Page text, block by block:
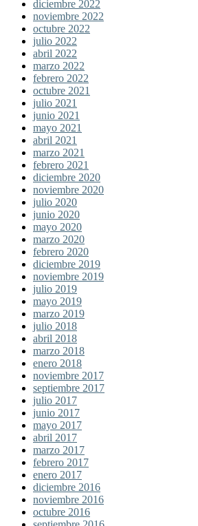
diciembre 2022
noviembre 2022
octubre 2022
julio 2022
abril 2022
marzo 2022
febrero 2022
octubre 2021
julio 2021
junio 2021
mayo 2021
abril 2021
marzo 2021
febrero 2021
diciembre 2020
noviembre 2020
julio 2020
junio 2020
mayo 2020
marzo 2020
febrero 2020
diciembre 2019
noviembre 2019
julio 2019
mayo 2019
marzo 2019
julio 2018
abril 2018
marzo 2018
enero 2018
noviembre 2017
septiembre 2017
julio 2017
junio 2017
mayo 2017
abril 2017
marzo 2017
febrero 2017
enero 2017
diciembre 2016
noviembre 2016
octubre 2016